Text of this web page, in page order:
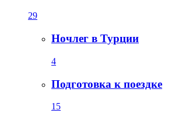
29
Ночлег в Турции
4
Подготовка к поездке
15